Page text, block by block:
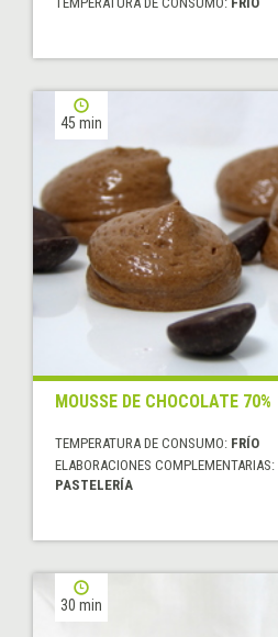
45 min
MOUSSE DE CHOCOLATE 70%
TEMPERATURA DE CONSUMO: FRÍO
ELABORACIONES COMPLEMENTARIAS:
PASTELERÍA
30 min